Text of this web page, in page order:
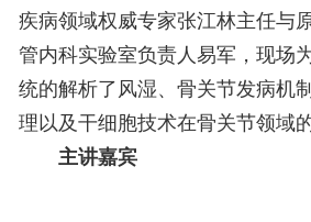
疾病领域权威专家张江林主任与
管内科实验室负责人易军，现场
统的解析了风湿、骨关节发病机
理以及干细胞技术在骨关节领域
主讲嘉宾